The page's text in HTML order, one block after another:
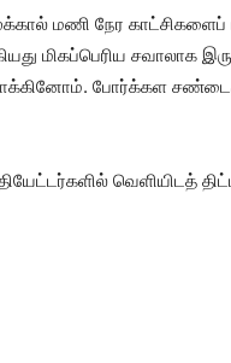
மணி நேர
மிகப்பெரிய சவாலாக
போர்க்கள
வெளியிடத்